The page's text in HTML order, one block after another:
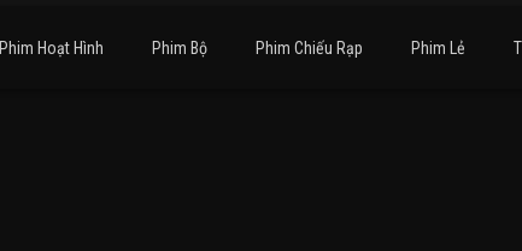
Phim Hoạt Hình Phim Bộ Phim Chiếu Rạp Phim Lẻ